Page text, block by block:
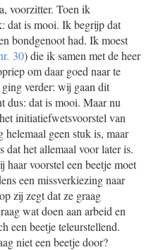
voorzitter. Toen ik
dat is mooi. Ik begrijp dat
bondgenoot had. Ik moest
30) die ik samen met de heer
om daar goed naar te
verder: wij gaan dit
dus: dat is mooi. Maar nu
initiatiefwetsvoorstel van
geen stuk is, maar
dat het allemaal voor later is.
voorstel een beetje moet
een missverkiezing naar
zij zegt dat ze graag
wat doen aan arbeid en
een beetje teleurstellend.
niet een beetje door?